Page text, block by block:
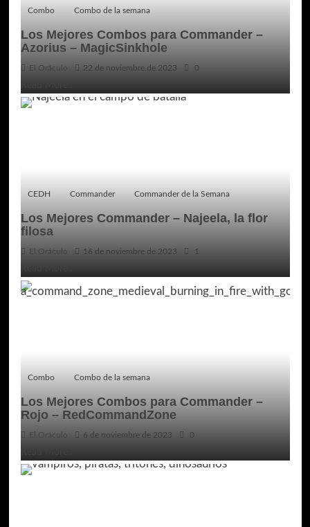
Combo Combo de la semana
Los Mejores Combos para Commander –
Azorius – MagicSinkhole
El Oráculo 22 de noviembre de 2023 0
CEDH Commander Commander de la Semana
Los Mejores Commander – Najeela, la flor
filosa
El Oráculo 16 de noviembre de 2023 1
Combo Combo de la semana
Los Mejores Combos para Commander –
Rojo – RedCommandZone
El Oráculo 6 de noviembre de 2023 0